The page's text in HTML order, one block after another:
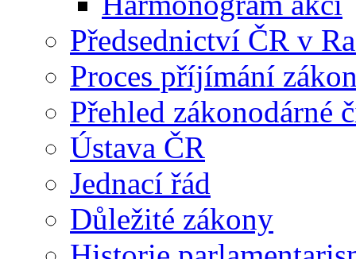
Předsednictví ČR v
Proces příjímání
Přehled zákonodárné
Ústava ČR
Jednací řád
Důležité zákony